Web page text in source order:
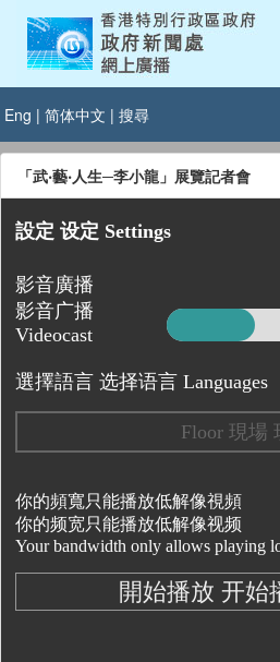
Eng | 简体中文 | 搜尋
「武‧藝‧人生─李小龍」展覽記者會